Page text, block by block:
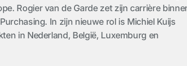
Rogier van de Garde zet zijn carrière
In zijn nieuwe rol is Michiel Kuijs
in Nederland, België, Luxemburg en